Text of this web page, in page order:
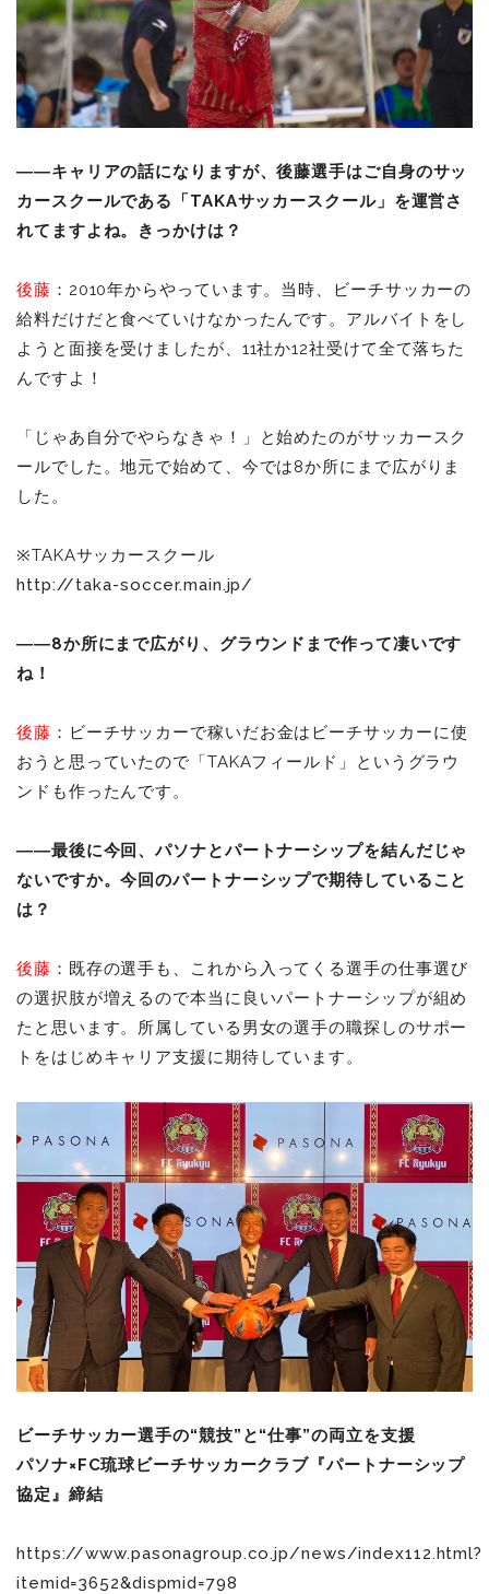
――キャリアの話になりますが、後藤選手はご自身のサッ
カースクールである「TAKAサッカースクール」を運営さ
れてますよね。きっかけは？
後藤 ：2010年からやっています。当時、ビーチサッカーの
給料だけだと食べていけなかったんです。アルバイトをし
ようと面接を受けましたが、11社か12社受けて全て落ちた
んですよ！
「じゃあ自分でやらなきゃ！」と始めたのがサッカースク
ールでした。地元で始めて、今では8か所にまで広がりま
した。
※TAKAサッカースクール
http://taka-soccer.main.jp/
――8か所にまで広がり、グラウンドまで作って凄いです
ね！
後藤 ：ビーチサッカーで稼いだお金はビーチサッカーに使
おうと思っていたので「TAKAフィールド」というグラウ
ンドも作ったんです。
――最後に今回、パソナとパートナーシップを結んだじゃ
ないですか。今回のパートナーシップで期待していること
は？
後藤 ：既存の選手も、これから入ってくる選手の仕事選び
の選択肢が増えるので本当に良いパートナーシップが組め
たと思います。所属している男女の選手の職探しのサポー
トをはじめキャリア支援に期待しています。
ビーチサッカー選手の“競技”と“仕事”の両立を支援
パソナ×FC琉球ビーチサッカークラブ『パートナーシップ
協定』締結
https://www.pasonagroup.co.jp/news/index112.html?
itemid=3652&dispmid=798